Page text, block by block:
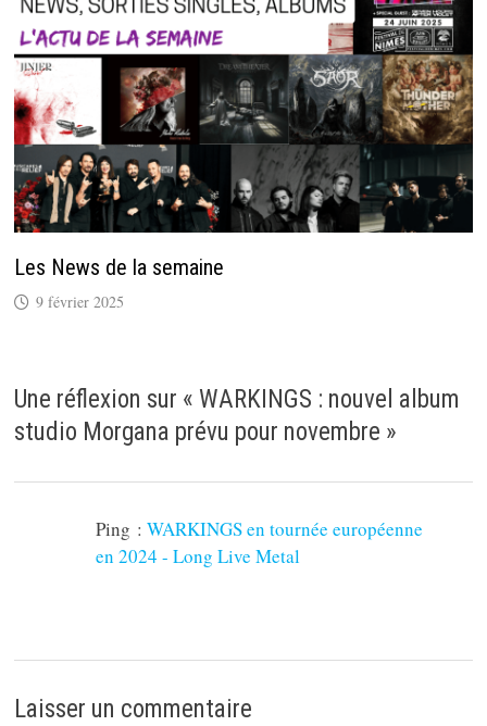
Les News de la semaine
9 février 2025
Une réflexion sur « WARKINGS : nouvel album
studio Morgana prévu pour novembre »
Ping :WARKINGS en tournée européenne
en 2024 - Long Live Metal
Laisser un commentaire